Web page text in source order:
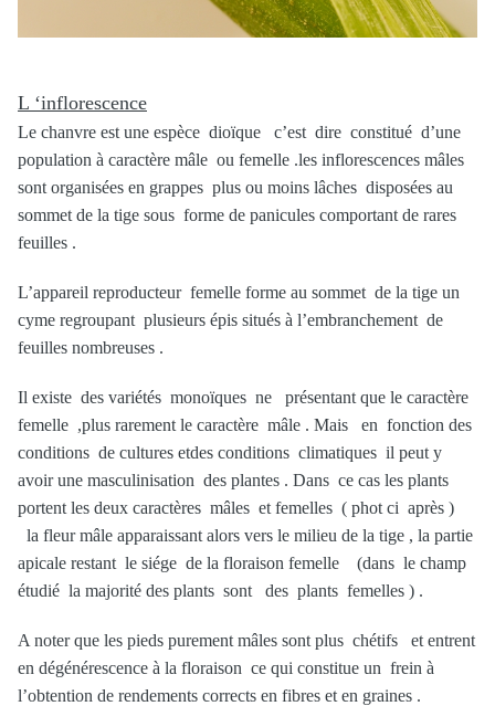
L ‘inflorescence
Le chanvre est une espèce dioïque c’est dire constitué d’une
population à caractère mâle ou femelle .les inflorescences mâles
sont organisées en grappes plus ou moins lâches disposées au
sommet de la tige sous forme de panicules comportant de rares
feuilles .
L’appareil reproducteur femelle forme au sommet de la tige un
cyme regroupant plusieurs épis situés à l’embranchement de
feuilles nombreuses .
Il existe des variétés monoïques ne présentant que le caractère
femelle ,plus rarement le caractère mâle . Mais en fonction des
conditions de cultures etdes conditions climatiques il peut y
avoir une masculinisation des plantes . Dans ce cas les plants
portent les deux caractères mâles et femelles ( phot ci après )
la fleur mâle apparaissant alors vers le milieu de la tige , la partie
apicale restant le siége de la floraison femelle (dans le champ
étudié la majorité des plants sont des plants femelles ) .
A noter que les pieds purement mâles sont plus chétifs et entrent
en dégénérescence à la floraison ce qui constitue un frein à
l’obtention de rendements corrects en fibres et en graines .